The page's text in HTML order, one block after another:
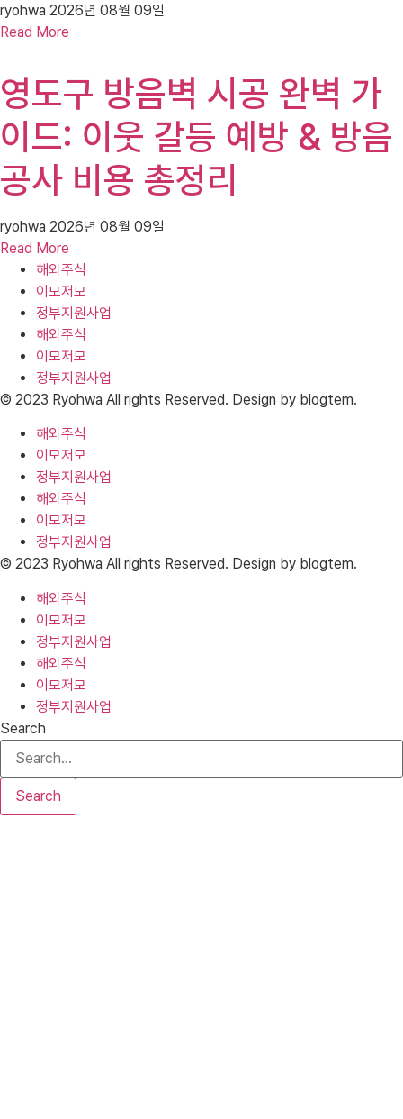
ryohwa 2026년 08월 09일
Read More
영도구 방음벽 시공 완벽 가
이드: 이웃 갈등 예방 & 방음
공사 비용 총정리
ryohwa 2026년 08월 09일
Read More
해외주식
이모저모
정부지원사업
해외주식
이모저모
정부지원사업
© 2023 Ryohwa All rights Reserved. Design by blogtem.
해외주식
이모저모
정부지원사업
해외주식
이모저모
정부지원사업
© 2023 Ryohwa All rights Reserved. Design by blogtem.
해외주식
이모저모
정부지원사업
해외주식
이모저모
정부지원사업
Search
Search